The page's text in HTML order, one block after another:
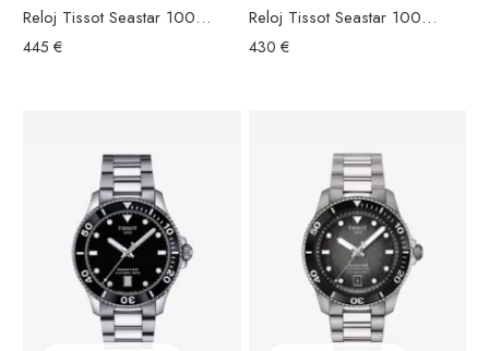
Reloj Tissot Seastar 1000 40mm Esfera Azul
445 €
Reloj Tissot Seastar 1000 36mm Esfera Azul
430 €